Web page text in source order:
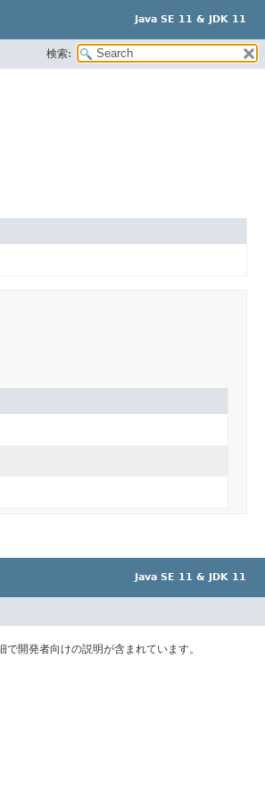
Java SE 11 & JDK 11
検索:
Java SE 11 & JDK 11
開発者向けの説明が含まれています。